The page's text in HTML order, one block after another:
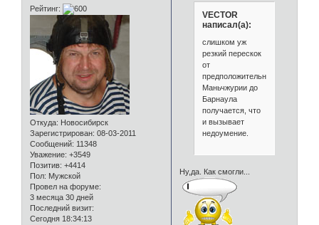
Рейтинг:
Откуда: Новосибирск
Зарегистрирован: 08-03-2011
Сообщений: 11348
Уважение: +3549
Позитив: +4414
Пол: Мужской
Провел на форуме:
3 месяца 30 дней
Последний визит:
Сегодня 18:34:13
VECTOR
написал(а):
слишком уж
резкий перескок
от
предположительной(?)
Маньчжурии до
Барнаула
получается, что
и вызывает
недоумение.
Ну,да. Как смогли...